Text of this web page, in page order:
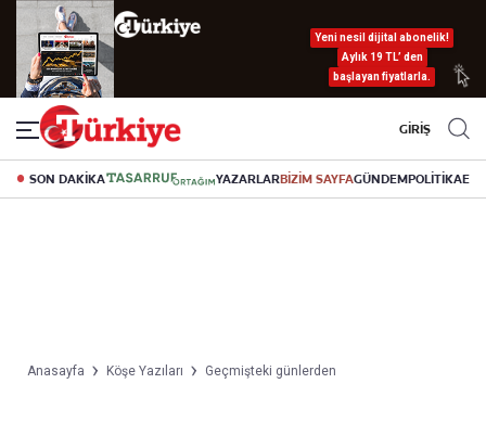
Yeni nesil dijital abonelik!
Aylık 19 TL’ den
başlayan fiyatlarla.
GİRİŞ
SON DAKİKA YAZARLARBİZİM SAYFAGÜNDEMPOLİTİKA
Anasayfa Köşe Yazıları Geçmişteki günlerden